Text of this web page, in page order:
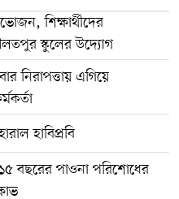
শিক্ষার্থীদের
স্কুলের উদ্যোগ
নিরাপত্তায় এগিয়ে
হাবিপ্রবি
বছরের পাওনা পরিশোধের